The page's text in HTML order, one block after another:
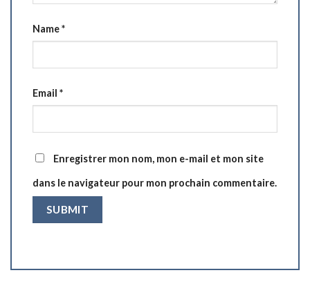
Name*
Email *
Enregistrer mon nom, mon e-mail et mon site
dans le navigateur pour mon prochain commentaire.